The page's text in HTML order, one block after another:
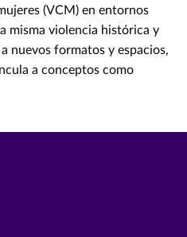
(VCM) en entornos
misma violencia histórica y
nuevos formatos y espacios,
a conceptos como